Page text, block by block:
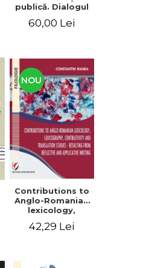
publică. Dialogul
stat – cetăţean în
context naţional
administration .
The state-citizen
dialogue in
national and
European
context
60,00 Lei
NOU
Contributions to
Anglo-Romanian
lexicology,
contrastivity and
42,29 Lei